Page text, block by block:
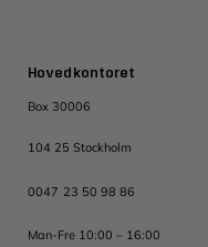
Hovedkontoret
Box 30006
104 25 Stockholm
0047 23 50 98 86
Man-Fre 10:00 – 16:00